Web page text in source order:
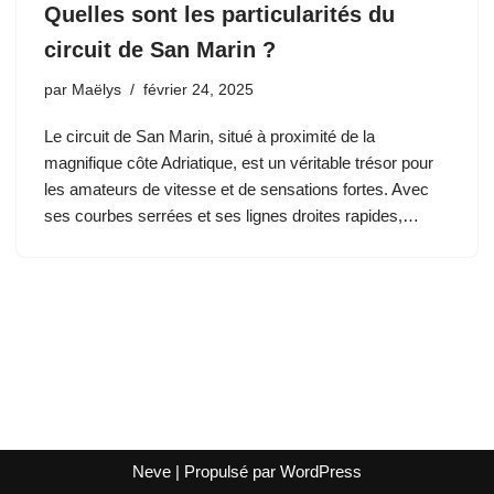
Quelles sont les particularités du
circuit de San Marin ?
par Maëlys février 24, 2025
Le circuit de San Marin, situé à proximité de la
magnifique côte Adriatique, est un véritable trésor pour
les amateurs de vitesse et de sensations fortes. Avec
ses courbes serrées et ses lignes droites rapides,…
Neve | Propulsé par WordPress